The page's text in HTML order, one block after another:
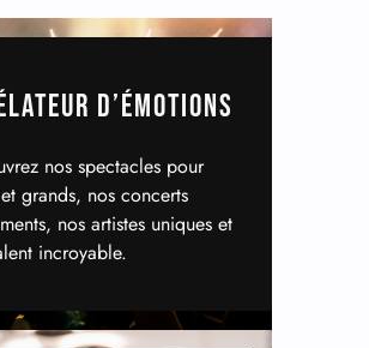
D’ÉMOTIONS
nos spectacles pour
grands, nos concerts
nos artistes uniques et
incroyable.